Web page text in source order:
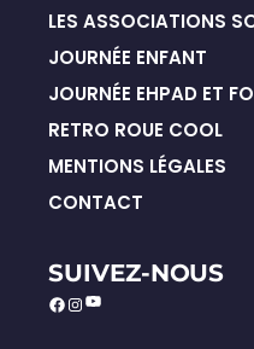
LES ASSOCIATIONS
JOURNÉE ENFANT
JOURNÉE EHPAD ET
RETRO ROUE COOL
MENTIONS LÉGALES
CONTACT
SUIVEZ-NOUS